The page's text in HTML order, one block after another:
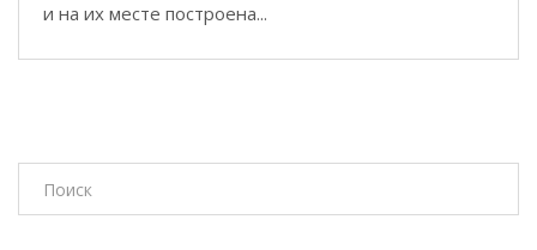
и на их месте построена...